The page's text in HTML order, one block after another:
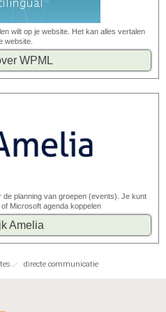
wilt op je website. Het kan alles vertalen
website.
WPML
planning van groepen (events). Je kunt
Microsoft agenda koppelen
Amelia
directe communicatie